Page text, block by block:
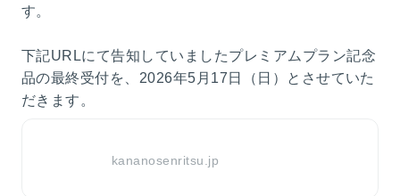
す。
下記URLにて告知していましたプレミアムプラン記念
品の最終受付を、2026年5月17日（日）とさせていた
だきます。
kananosenritsu.jp